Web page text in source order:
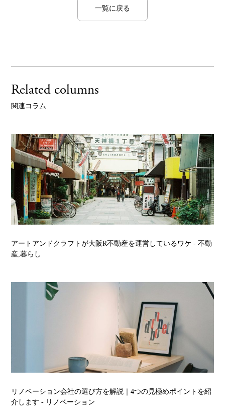
一覧に戻る
Related columns
関連コラム
アートアンドクラフトが大阪R不動産を運営しているワケ- 不動
産,暮らし
リノベーション会社の選び方を解説｜4つの見極めポイントを紹
介します- リノベーション